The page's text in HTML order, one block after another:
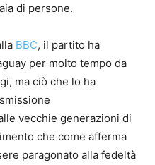
di persone.
BBC, il partito ha
per molto tempo da
ma ciò che lo ha
vecchie generazioni di
che come afferma
paragonato alla fedeltà